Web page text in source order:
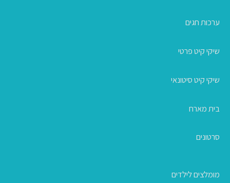
ערכות חגים
שיקי קיט פרטי
שיקי קיט סיטונאי
בית מארח
סרטונים
מומלצים לילדים